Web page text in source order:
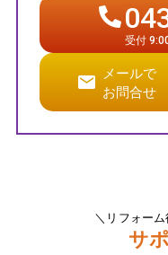
受付
メールで
お問合せ
＼リフォー
サ